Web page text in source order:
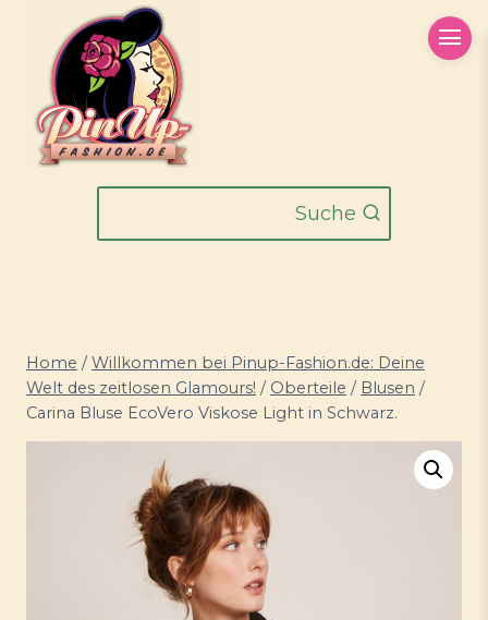
springen
Suche
Home / Willkommen bei Pinup-Fashion.de: Deine
Welt des zeitlosen Glamours! / Oberteile / Blusen /
Carina Bluse EcoVero Viskose Light in Schwarz.